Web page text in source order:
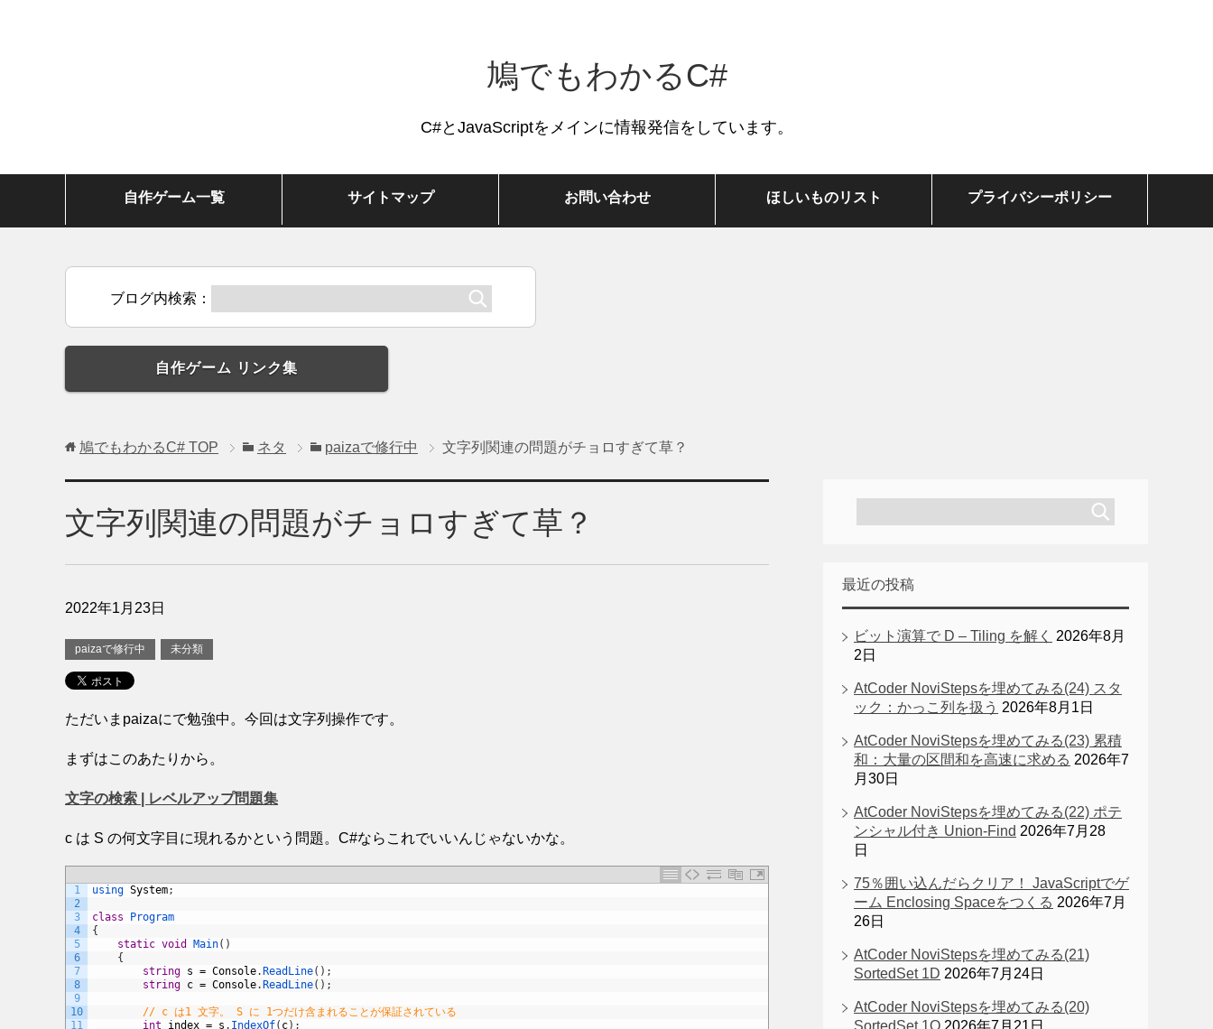
鳩でもわかるC#
C#とJavaScriptをメインに情報発信をしています。
自作ゲーム一覧 サイトマップ お問い合わせ ほしいものリスト プライバシーポリシー
ブログ内検索：
自作ゲーム リンク集
鳩でもわかるC# TOP ネタ paizaで修行中 文字列関連の問題がチョロすぎて草？
文字列関連の問題がチョロすぎて草？
2022年1月23日
paizaで修行中 未分類
ただいまpaizaにで勉強中。今回は文字列操作です。
まずはこのあたりから。
文字の検索 | レベルアップ問題集
c は S の何文字目に現れるかという問題。C#ならこれでいいんじゃないかな。
1
2
3
4
5
6
7
8
9
10
11
using System;
class
Program
{
static void Main( )
{
string s = Console. ReadLine( ) ;
string c = Console. ReadLine( ) ;
// c は1 文字。 S に 1つだけ含まれることが保証されている
int
index = s . IndexOf( c) ;
最近の投稿
ビット演算で D – Tiling を解く
2026年8月
2日
AtCoder NoviStepsを埋めてみる(24) スタ
ック：かっこ列を扱う 2026年8月1日
AtCoder NoviStepsを埋めてみる(23) 累積
和：大量の区間和を高速に求める 2026年7
月30日
AtCoder NoviStepsを埋めてみる(22) ポテ
ンシャル付き Union-Find 2026年7月28
日
75％囲い込んだらクリア！ JavaScriptでゲ
ーム Enclosing Spaceをつくる 2026年7月
26日
AtCoder NoviStepsを埋めてみる(21)
SortedSet 1D 2026年7月24日
AtCoder NoviStepsを埋めてみる(20)
SortedSet 1Q 2026年7月21日